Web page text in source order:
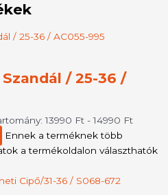
/ 25-36 /
13990 Ft - 14990 Ft
Ennek a terméknek több
a termékoldalon választhatók